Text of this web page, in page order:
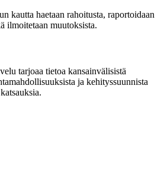
kautta haetaan rahoitusta, raportoidaan
ilmoitetaan muutoksista.
tarjoaa tietoa kansainvälisistä
ja kehityssuunnista